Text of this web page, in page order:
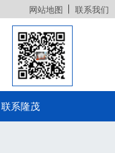
网站地图 联系我们
联系隆茂